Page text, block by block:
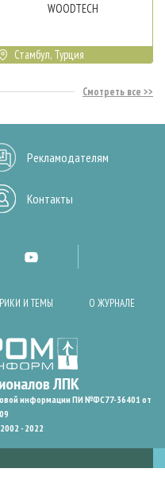
WOODTECH
Стамбул, Турция
Смотреть все
Рекламодателям
Контакты
И ТЕМЫ О ЖУРНАЛЕ
информации ПИ №ФС77-36401 от
- 2022